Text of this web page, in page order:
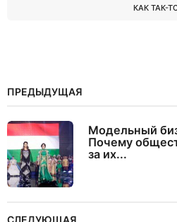
КАК ТАК-
ПРЕДЫДУЩАЯ
Модельный
Почему
за их...